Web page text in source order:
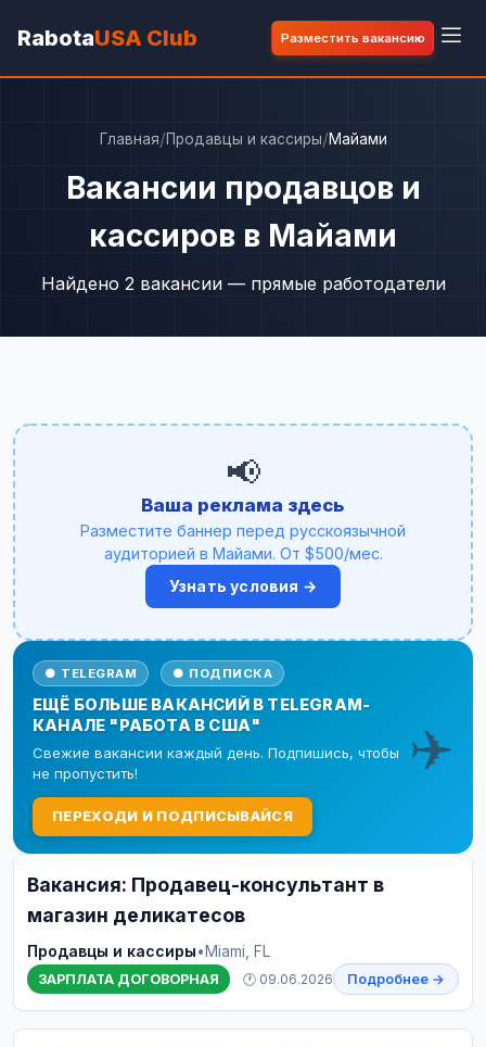
RabotaUSA Club Разместить вакансию
Главная/Продавцы и кассиры/Майами
Вакансии продавцов и
кассиров в Майами
Найдено 2 вакансии — прямые работодатели
📢
Ваша реклама здесь
Разместите баннер перед русскоязычной
аудиторией в Майами. От $500/мес.
Узнать условия →
● TELEGRAM ● ПОДПИСКА
ЕЩЁ БОЛЬШЕ ВАКАНСИЙ В TELEGRAM-
КАНАЛЕ "РАБОТА В США"
Свежие вакансии каждый день. Подпишись, чтобы
не пропустить!
ПЕРЕХОДИ И ПОДПИСЫВАЙСЯ
✈️
Вакансия: Продавец-консультант в
магазин деликатесов
Продавцы и кассиры•Miami, FL
ЗАРПЛАТА ДОГОВОРНАЯ 🕐 09.06.2026 Подробнее →